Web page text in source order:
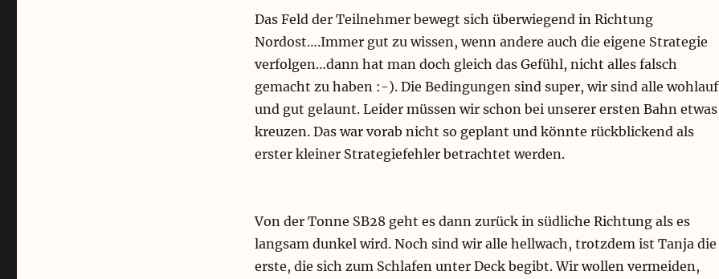
Das Feld der Teilnehmer bewegt sich überwiegend in Richtung
Nordost….Immer gut zu wissen, wenn andere auch die eigene Strategie
verfolgen…dann hat man doch gleich das Gefühl, nicht alles falsch
gemacht zu haben :-). Die Bedingungen sind super, wir sind alle wohlauf
und gut gelaunt. Leider müssen wir schon bei unserer ersten Bahn etwas
kreuzen. Das war vorab nicht so geplant und könnte rückblickend als
erster kleiner Strategiefehler betrachtet werden.
Von der Tonne SB28 geht es dann zurück in südliche Richtung als es
langsam dunkel wird. Noch sind wir alle hellwach, trotzdem ist Tanja die
erste, die sich zum Schlafen unter Deck begibt. Wir wollen vermeiden,